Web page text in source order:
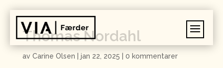
Thomas Nordahl
av Carine Olsen jan 22, 2025 0 kommentarer